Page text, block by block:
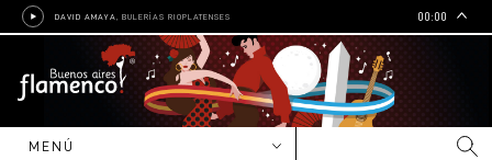
DAVID AMAYA , BULERÍAS RIOPLATENSES 00:00
MENÚ